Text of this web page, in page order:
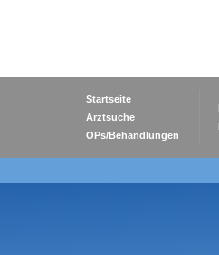
Startseite
Arztsuche
OPs/Behandlungen